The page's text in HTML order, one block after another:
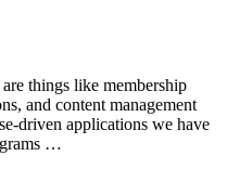
things like membership
and content management
driven applications we have
…